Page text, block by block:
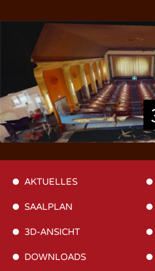
AKTUELLES
SAALPLAN
3D-ANSICHT
DOWNLOADS